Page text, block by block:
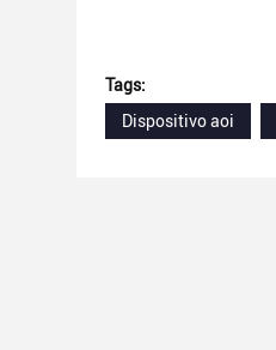
Tags:
Dispositivo aoi